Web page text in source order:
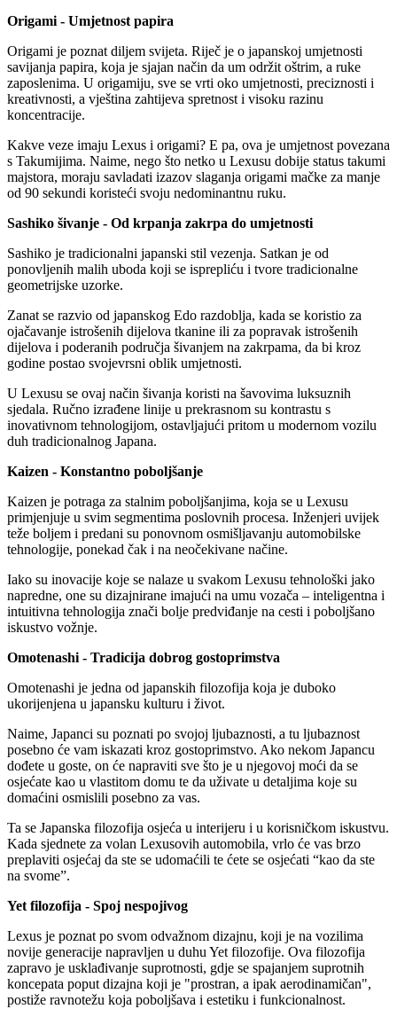
Origami - Umjetnost papira
Origami je poznat diljem svijeta. Riječ je o japanskoj umjetnosti
savijanja papira, koja je sjajan način da um održit oštrim, a ruke
zaposlenima. U origamiju, sve se vrti oko umjetnosti, preciznosti i
kreativnosti, a vještina zahtijeva spretnost i visoku razinu
koncentracije.
Kakve veze imaju Lexus i origami? E pa, ova je umjetnost povezana
s Takumijima. Naime, nego što netko u Lexusu dobije status takumi
majstora, moraju savladati izazov slaganja origami mačke za manje
od 90 sekundi koristeći svoju nedominantnu ruku.
Sashiko šivanje - Od krpanja zakrpa do umjetnosti
Sashiko je tradicionalni japanski stil vezenja. Satkan je od
ponovljenih malih uboda koji se isprepliću i tvore tradicionalne
geometrijske uzorke.
Zanat se razvio od japanskog Edo razdoblja, kada se koristio za
ojačavanje istrošenih dijelova tkanine ili za popravak istrošenih
dijelova i poderanih područja šivanjem na zakrpama, da bi kroz
godine postao svojevrsni oblik umjetnosti.
U Lexusu se ovaj način šivanja koristi na šavovima luksuznih
sjedala. Ručno izrađene linije u prekrasnom su kontrastu s
inovativnom tehnologijom, ostavljajući pritom u modernom vozilu
duh tradicionalnog Japana.
Kaizen - Konstantno poboljšanje
Kaizen je potraga za stalnim poboljšanjima, koja se u Lexusu
primjenjuje u svim segmentima poslovnih procesa. Inženjeri uvijek
teže boljem i predani su ponovnom osmišljavanju automobilske
tehnologije, ponekad čak i na neočekivane načine.
Iako su inovacije koje se nalaze u svakom Lexusu tehnološki jako
napredne, one su dizajnirane imajući na umu vozača – inteligentna i
intuitivna tehnologija znači bolje predviđanje na cesti i poboljšano
iskustvo vožnje.
Omotenashi - Tradicija dobrog gostoprimstva
Omotenashi je jedna od japanskih filozofija koja je duboko
ukorijenjena u japansku kulturu i život.
Naime, Japanci su poznati po svojoj ljubaznosti, a tu ljubaznost
posebno će vam iskazati kroz gostoprimstvo. Ako nekom Japancu
dođete u goste, on će napraviti sve što je u njegovoj moći da se
osjećate kao u vlastitom domu te da uživate u detaljima koje su
domaćini osmislili posebno za vas.
Ta se Japanska filozofija osjeća u interijeru i u korisničkom iskustvu.
Kada sjednete za volan Lexusovih automobila, vrlo će vas brzo
preplaviti osjećaj da ste se udomaćili te ćete se osjećati “kao da ste
na svome”.
Yet filozofija - Spoj nespojivog
Lexus je poznat po svom odvažnom dizajnu, koji je na vozilima
novije generacije napravljen u duhu Yet filozofije. Ova filozofija
zapravo je usklađivanje suprotnosti, gdje se spajanjem suprotnih
koncepata poput dizajna koji je "prostran, a ipak aerodinamičan",
postiže ravnotežu koja poboljšava i estetiku i funkcionalnost.